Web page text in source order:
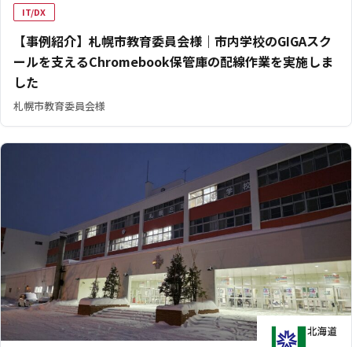
IT/DX
【事例紹介】札幌市教育委員会様｜市内学校のGIGAスク
ールを支えるChromebook保管庫の配線作業を実施しま
した
札幌市教育委員会様